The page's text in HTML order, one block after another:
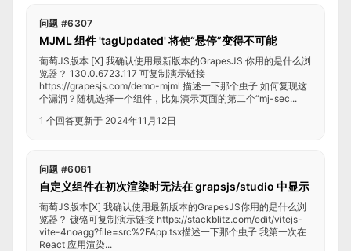
问题 #6307
MJML 组件 'tagUpdated' 将使“悬停”变得不可能
葡萄JS版本 [X] 我确认使用最新版本的GrapesJS 你用的是什么浏
览器？ 130.0.6723.117 可复制演示链接
https://grapesjs.com/demo-mjml 描述一下那个虫子 如何复现这
个漏洞？随机选择一个组件，比如演示页面的第二个“mj-sec...
1 个回答更新于 2024年11月12日
问题 #6081
自定义组件在初次渲染时无法在 grapsjs/studio 中显示
葡萄JS版本[X] 我确认使用最新版本的GrapesJS你用的是什么浏
览器？ 镀铬可复制演示链接 https://stackblitz.com/edit/vitejs-
vite-4noagg?file=src%2FApp.tsx描述一下那个虫子 我第一次在
React 应用渲染...